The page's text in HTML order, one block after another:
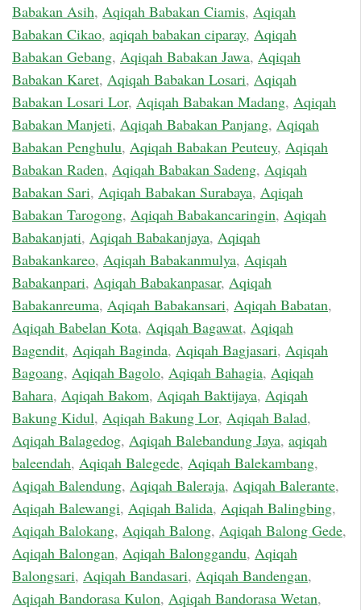
Babakan Asih, Aqiqah Babakan Ciamis, Aqiqah
Babakan Cikao, aqiqah babakan ciparay, Aqiqah
Babakan Gebang, Aqiqah Babakan Jawa, Aqiqah
Babakan Karet, Aqiqah Babakan Losari, Aqiqah
Babakan Losari Lor, Aqiqah Babakan Madang, Aqiqah
Babakan Manjeti, Aqiqah Babakan Panjang, Aqiqah
Babakan Penghulu, Aqiqah Babakan Peuteuy, Aqiqah
Babakan Raden, Aqiqah Babakan Sadeng, Aqiqah
Babakan Sari, Aqiqah Babakan Surabaya, Aqiqah
Babakan Tarogong, Aqiqah Babakancaringin, Aqiqah
Babakanjati, Aqiqah Babakanjaya, Aqiqah
Babakankareo, Aqiqah Babakanmulya, Aqiqah
Babakanpari, Aqiqah Babakanpasar, Aqiqah
Babakanreuma, Aqiqah Babakansari, Aqiqah Babatan,
Aqiqah Babelan Kota, Aqiqah Bagawat, Aqiqah
Bagendit, Aqiqah Baginda, Aqiqah Bagjasari, Aqiqah
Bagoang, Aqiqah Bagolo, Aqiqah Bahagia, Aqiqah
Bahara, Aqiqah Bakom, Aqiqah Baktijaya, Aqiqah
Bakung Kidul, Aqiqah Bakung Lor, Aqiqah Balad,
Aqiqah Balagedog, Aqiqah Balebandung Jaya, aqiqah
baleendah, Aqiqah Balegede, Aqiqah Balekambang,
Aqiqah Balendung, Aqiqah Baleraja, Aqiqah Balerante,
Aqiqah Balewangi, Aqiqah Balida, Aqiqah Balingbing,
Aqiqah Balokang, Aqiqah Balong, Aqiqah Balong Gede,
Aqiqah Balongan, Aqiqah Balonggandu, Aqiqah
Balongsari, Aqiqah Bandasari, Aqiqah Bandengan,
Aqiqah Bandorasa Kulon, Aqiqah Bandorasa Wetan,